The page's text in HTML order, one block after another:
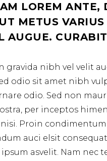
LOREM ANTE,
METUS
AUGUE.
gravida nibh vel velit
odio sit amet nibh
odio. Sed non
per inceptos
Proin
auci elsit
ipsum asvelit. Nam nec